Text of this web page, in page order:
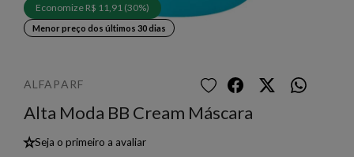
Economize R$ 11,91 (30%)
Menor preço dos últimos 30 dias
ALFAPARF
Alta Moda BB Cream Máscara
★Seja o primeiro a avaliar